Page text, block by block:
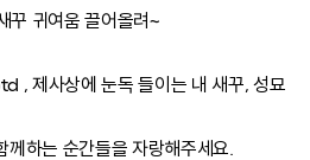
꾸 귀여움 끌어올려~
, 제사상에 눈독 들이는 내 새꾸, 성묘
께하는 순간들을 자랑해주세요.